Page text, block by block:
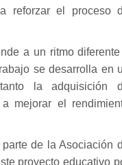
reforzar el proceso
a un ritmo
se desarrolla en
la adquisición
mejorar el
de la Asociación
proyecto educativo